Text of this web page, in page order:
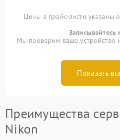
Цены в прайс-листе указаны
Записывайтесь
Мы проверим ваше устройство
Показать
Преимущества
Nikon